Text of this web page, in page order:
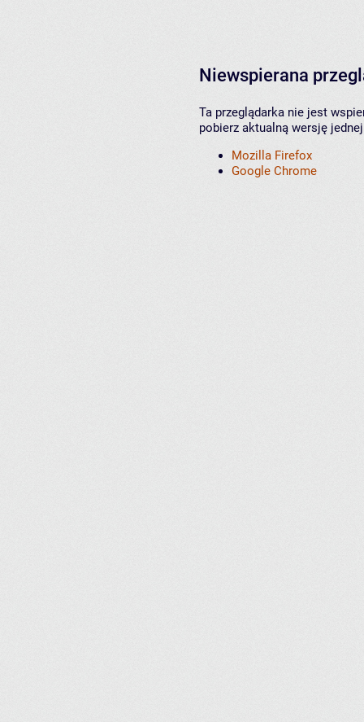
Niewspierana
Ta przeglądarka nie jest
pobierz aktualną wersję
Mozilla Firefox
Google Chrome